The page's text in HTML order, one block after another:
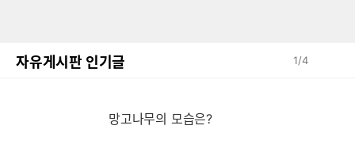
자유게시판 인기글 1/4
망고나무의 모습은?